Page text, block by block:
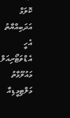
ކޮލަމް
އަދަބިއްޔާތު
އެހީ
އެޑްވަޓޯރިއަލް
މައުލޫމާތު
މަލްޓިމީޑިއާ